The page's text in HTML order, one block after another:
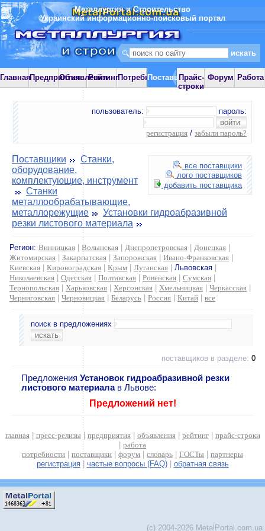
Металлургия и Строительство
Украинский информационно-поисковый портал
ГлавнаяПредприятияОбъявления
РейтингПотребностиПоставщики
Прайс-
строки
Форум Работа
пользователь: пароль:
регистрация / забыли пароль?
все поставщики
лого поставщиков
добавить поставщика
Поставщики
Станки,
оборудование,
комплектующие, инструмент
Станки
металлообрабатывающие,
металлорежущие
Установки гидроабразивной
резки листового материала
Регион: Винницкая Волынская Днепропетровская Донецкая
Житомирская
Закарпатская Запорожская Ивано-Франковская
Киевская
Кировоградская Крым Луганская Львовская
Николаевская
Одесская Полтавская Ровенская Сумская
Тернопольская
Харьковская Херсонская Хмельницкая Черкасская
Черниговская
Черновицкая Беларусь Россия Китай все
поиск в предложениях
поставщиков в разделе: 0
Предложения Установок гидроабразивной резки
листового материалав Львове:
Предложений нет!
главная| пресс-релизы | предприятия| объявления| рейтинг| прайс-строки
работа
потребности
поставщики форум словарь ГОСТы
партнеры
регистрация| частые вопросы (FAQ)| обратная связь
(c) 2004-2026 MetalPortal.com.ua